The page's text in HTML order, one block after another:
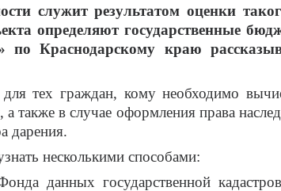
служит результатом оценки
определяют государственные
Краснодарскому краю
для тех граждан, кому необходимо
также в случае оформления права
дарения.
несколькими способами:
данных государственной